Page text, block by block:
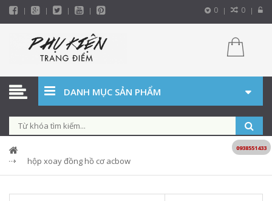
0 0
DANH MỤC SẢN PHẨM
hộp xoay đồng hồ cơ acbow
0938551433